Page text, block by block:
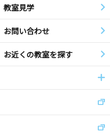
教室見学
お問い合わせ
お近くの教室を探す